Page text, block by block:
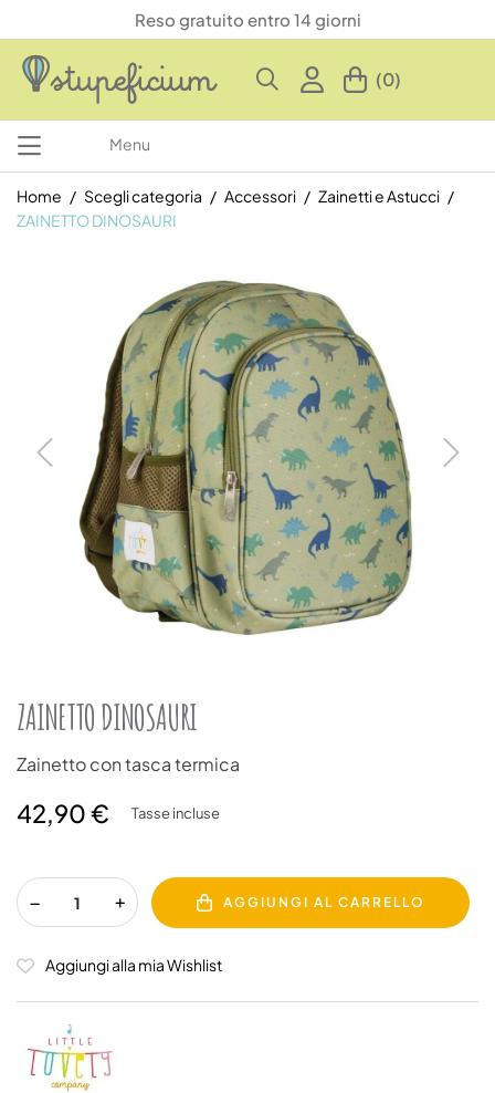
Reso gratuito entro 14 giorni
(0)
Menu
Home Scegli categoria Accessori
Zainetti e Astucci
ZAINETTO DINOSAURI
ZAINETTO DINOSAURI
Zainetto con tasca termica
42,90 € Tasse incluse
AGGIUNGI AL CARRELLO
Aggiungi alla mia Wishlist